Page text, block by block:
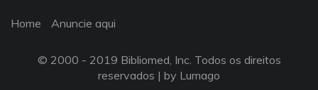
Home Anuncie aqui
© 2000 - 2019 Bibliomed, Inc. Todos os direitos
reservados | by Lumago